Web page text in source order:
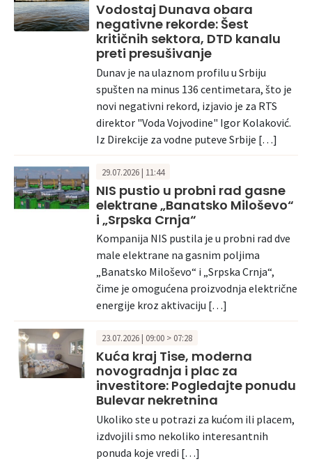
Vodostaj Dunava obara
negativne rekorde: Šest
kritičnih sektora, DTD kanalu
preti presušivanje
Dunav je na ulaznom profilu u Srbiju
spušten na minus 136 centimetara, što je
novi negativni rekord, izjavio je za RTS
direktor "Voda Vojvodine" Igor Kolaković.
Iz Direkcije za vodne puteve Srbije […]
29.07.2026 | 11:44
NIS pustio u probni rad gasne
elektrane „Banatsko Miloševo“
i „Srpska Crnja“
Kompanija NIS pustila je u probni rad dve
male elektrane na gasnim poljima
„Banatsko Miloševo“ i „Srpska Crnja“,
čime je omogućena proizvodnja električne
energije kroz aktivaciju […]
23.07.2026 | 09:00 > 07:28
Kuća kraj Tise, moderna
novogradnja i plac za
investitore: Pogledajte ponudu
Bulevar nekretnina
Ukoliko ste u potrazi za kućom ili placem,
izdvojili smo nekoliko interesantnih
ponuda koje vredi […]